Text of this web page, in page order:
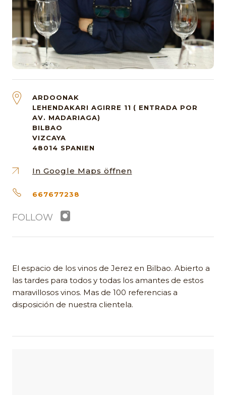
ARDOONAK
LEHENDAKARI AGIRRE 11 ( ENTRADA POR
AV. MADARIAGA)
BILBAO
VIZCAYA
48014 SPANIEN
In Google Maps öffnen
667677238
FOLLOW
El espacio de los vinos de Jerez en Bilbao. Abierto a
las tardes para todos y todas los amantes de estos
maravillosos vinos. Mas de 100 referencias a
disposición de nuestra clientela.